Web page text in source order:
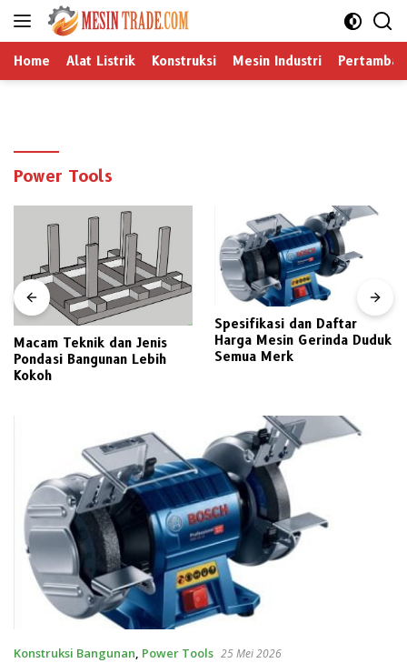
Langsung
Home Alat Listrik Konstruksi Mesin Industri
Power Tools
Macam Teknik dan Jenis
Pondasi Bangunan Lebih
Kokoh
Spesifikasi dan Daftar
Harga Mesin Gerinda Duduk
Semua Merk
Konstruksi Bangunan, Power Tools 25 Mei 2026